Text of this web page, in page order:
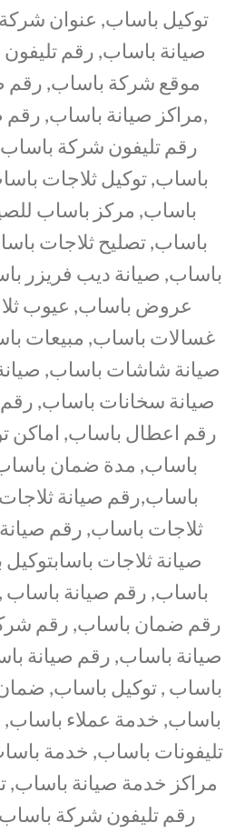
توكيل باساب, عنوان
صيانة باساب, رقم
موقع شركة باساب, رقم
,مراكز صيانة باساب, رقم
رقم تليفون شركة
باساب, توكيل ثلاجات
باساب, مركز باساب
باساب, تصليح ثلاجات
باساب, صيانة ديب فريزر
عروض باساب, عيوب
غسالات باساب, مبيعات
صيانة شاشات باساب,
صيانة سخانات باساب,
رقم اعطال باساب, اماكن
باساب, مدة ضمان
باساب,رقم صيانة
ثلاجات باساب, رقم
صيانة ثلاجات
باساب, رقم صيانة باساب
رقم ضمان باساب, رقم
صيانة باساب, رقم صيانة
باساب , توكيل باساب,
باساب, خدمة عملاء
تليفونات باساب, خدمة
مراكز خدمة صيانة باساب,
رقم تليفون شركة